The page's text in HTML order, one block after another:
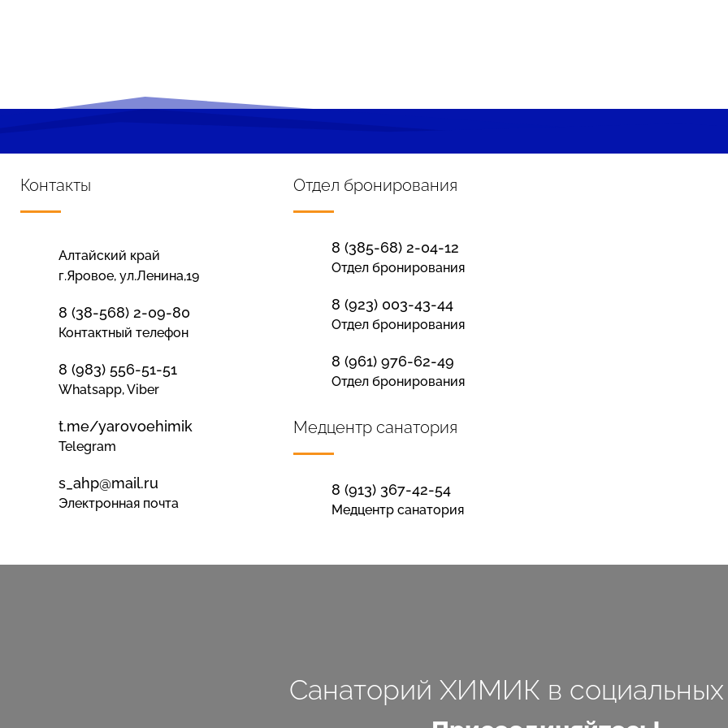
Контакты
Алтайский край
г.Яровое, ул.Ленина,19
8 (38-568) 2-09-80
Контактный телефон
8 (983) 556-51-51
Whatsapp, Viber
t.me/yarovoehimik
Telegram
s_ahp@mail.ru
Электронная почта
Отдел бронирования
8 (385-68) 2-04-12
Отдел бронирования
8 (923) 003-43-44
Отдел бронирования
8 (961) 976-62-49
Отдел бронирования
Медцентр санатория
8 (913) 367-42-54
Медцентр санатория
Санаторий ХИМИК в социальных